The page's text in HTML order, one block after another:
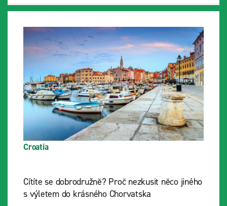
Croatia
Cítíte se dobrodružně? Proč nezkusit něco jiného
s výletem do krásného Chorvatska